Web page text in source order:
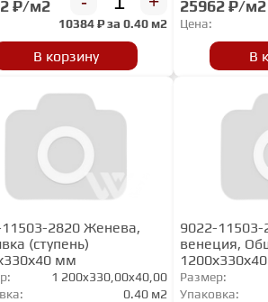
₽/м2
10384₽ за0.40 м2
В корзину
25962 ₽/м2
Цена:
В
2820 Женева,
(ступень)
мм
1 200x330,00x40,00
0.40 м2
9022-11503-
венеция,
Размер:
Упаковка: